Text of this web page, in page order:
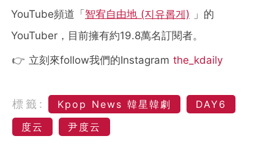
YouTube頻道「 智宥自由地 (지유롭게) 」的
YouTuber，目前擁有約19.8萬名訂閱者。
👉 立刻來follow我們的Instagram the_kdaily
標籤: Kpop News 韓星韓劇
DAY6
度云
尹度云